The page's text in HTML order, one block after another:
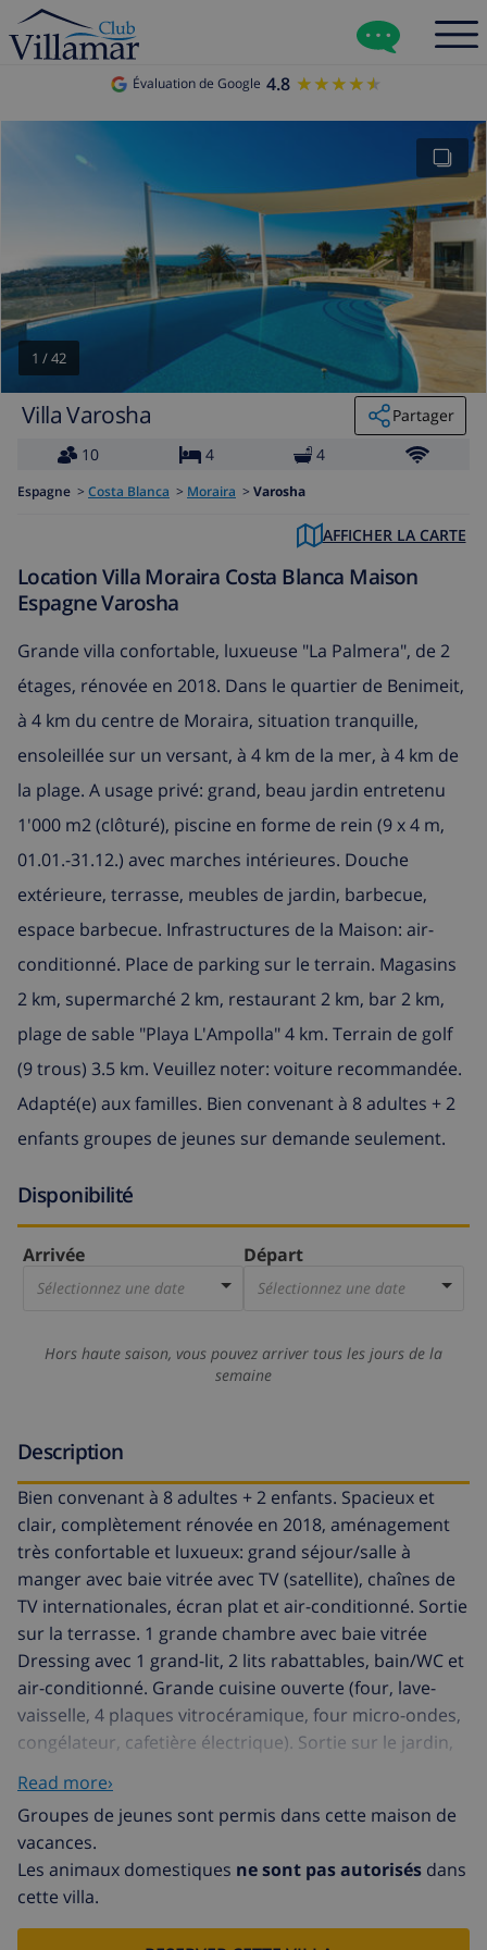
Évaluation de Google 4.8 ★★★★★
★★★★★
1 /42
Villa Varosha
Partager
10
4 4
Espagne > Costa Blanca > Moraira > Varosha
AFFICHER LA CARTE
Location Villa Moraira Costa Blanca Maison
Espagne Varosha
Grande villa confortable, luxueuse "La Palmera", de 2
étages, rénovée en 2018. Dans le quartier de Benimeit,
à 4 km du centre de Moraira, situation tranquille,
ensoleillée sur un versant, à 4 km de la mer, à 4 km de
la plage. A usage privé: grand, beau jardin entretenu
1'000 m2 (clôturé), piscine en forme de rein (9 x 4 m,
01.01.-31.12.) avec marches intérieures. Douche
extérieure, terrasse, meubles de jardin, barbecue,
espace barbecue. Infrastructures de la Maison: air-
conditionné. Place de parking sur le terrain. Magasins
2 km, supermarché 2 km, restaurant 2 km, bar 2 km,
plage de sable "Playa L'Ampolla" 4 km. Terrain de golf
(9 trous) 3.5 km. Veuillez noter: voiture recommandée.
Adapté(e) aux familles. Bien convenant à 8 adultes + 2
enfants groupes de jeunes sur demande seulement.
Disponibilité
Arrivée
Sélectionnez une date
Départ
Sélectionnez une date
Hors haute saison, vous pouvez arriver tous les jours de la
semaine
Description
Bien convenant à 8 adultes + 2 enfants. Spacieux et
clair, complètement rénovée en 2018, aménagement
très confortable et luxueux: grand séjour/salle à
manger avec baie vitrée avec TV (satellite), chaînes de
TV internationales, écran plat et air-conditionné. Sortie
sur la terrasse. 1 grande chambre avec baie vitrée
Dressing avec 1 grand-lit, 2 lits rabattables, bain/WC et
air-conditionné. Grande cuisine ouverte (four, lave-
vaisselle, 4 plaques vitrocéramique, four micro-ondes,
congélateur, cafetière électrique). Sortie sur le jardin,
sur la terrasse. À l'étage inférieur: (escalier extérieur) 1
chambre avec baie vitrée avec 1 grand-lit,
bain/douche/WC et double vasque. Sortie sur le jardin,
sur la terrasse. (escalier extérieur) pièce en enfilade
avec 1 grand-lit, douche/WC et air-conditionné. Sortie
sur le jardin, sur la terrasse. Pièce en enfilade avec 1
grand-lit, douche/WC et air-conditionné. Sortie sur le
Read more›
Groupes de jeunes sont permis dans cette maison de
vacances.
Les animaux domestiques ne sont pas autorisés dans
cette villa.